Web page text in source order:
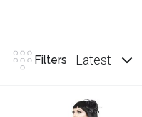
Filters Latest